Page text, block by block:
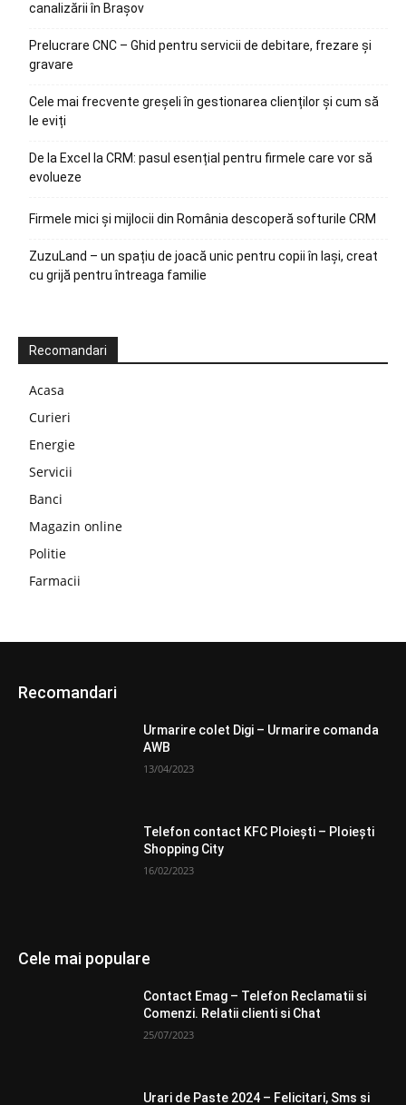
canalizării în Brașov
Prelucrare CNC – Ghid pentru servicii de debitare, frezare și
gravare
Cele mai frecvente greșeli în gestionarea clienților și cum să
le eviți
De la Excel la CRM: pasul esențial pentru firmele care vor să
evolueze
Firmele mici și mijlocii din România descoperă softurile CRM
ZuzuLand – un spațiu de joacă unic pentru copii în Iași, creat
cu grijă pentru întreaga familie
Recomandari
Acasa
Curieri
Energie
Servicii
Banci
Magazin online
Politie
Farmacii
Recomandari
Urmarire colet Digi – Urmarire comanda
AWB
13/04/2023
Telefon contact KFC Ploiești – Ploiești
Shopping City
16/02/2023
Cele mai populare
Contact Emag – Telefon Reclamatii si
Comenzi. Relatii clienti si Chat
25/07/2023
Urari de Paste 2024 – Felicitari, Sms si